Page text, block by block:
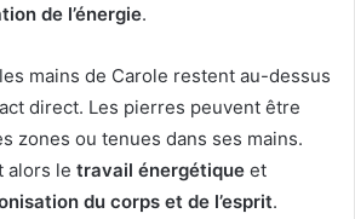
de l’énergie.
mains de Carole restent au-dessus
direct. Les pierres peuvent être
zones ou tenues dans ses mains.
alors le travail énergétique et
du corps et de l’esprit.